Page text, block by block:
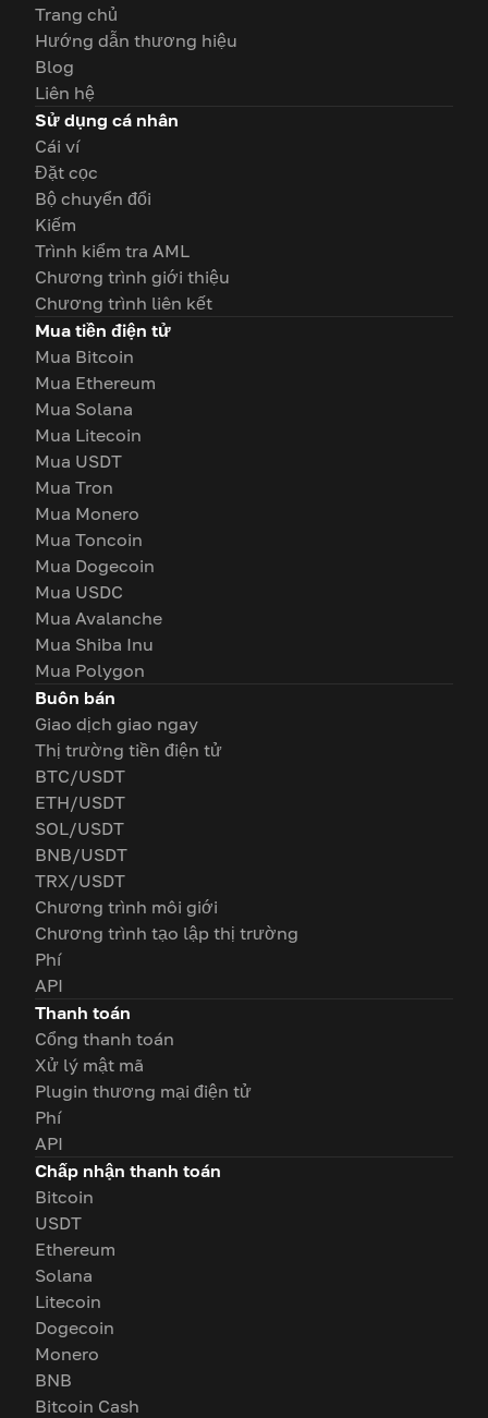
Trang chủ
Hướng dẫn thương hiệu
Blog
Liên hệ
Sử dụng cá nhân
Cái ví
Đặt cọc
Bộ chuyển đổi
Kiếm
Trình kiểm tra AML
Chương trình giới thiệu
Chương trình liên kết
Mua tiền điện tử
Mua Bitcoin
Mua Ethereum
Mua Solana
Mua Litecoin
Mua USDT
Mua Tron
Mua Monero
Mua Toncoin
Mua Dogecoin
Mua USDC
Mua Avalanche
Mua Shiba Inu
Mua Polygon
Buôn bán
Giao dịch giao ngay
Thị trường tiền điện tử
BTC/USDT
ETH/USDT
SOL/USDT
BNB/USDT
TRX/USDT
Chương trình môi giới
Chương trình tạo lập thị trường
Phí
API
Thanh toán
Cổng thanh toán
Xử lý mật mã
Plugin thương mại điện tử
Phí
API
Chấp nhận thanh toán
Bitcoin
USDT
Ethereum
Solana
Litecoin
Dogecoin
Monero
BNB
Bitcoin Cash